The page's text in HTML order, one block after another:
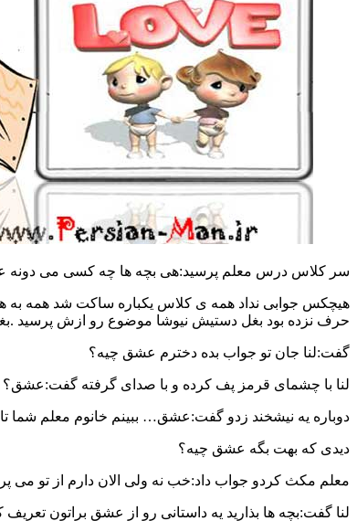
سر کلاس درس معلم پرسید:هی بچه ها چه کسی می دونه
حرف نزده بود بغل دستیش نیوشا موضوع رو ازش پرسید
گفت:لنا جان تو جواب بده دخترم عشق چیه؟
لنا با چشمای قرمز پف کرده و با صدای گرفته گفت:عشق؟
دوباره یه نیشخند زدو گفت:عشق… ببینم خانوم معلم شما
دیدی که بهت بگه عشق چیه؟
معلم مکث کردو جواب داد:خب نه ولی الان دارم از تو می
لنا گفت:بچه ها بذارید یه داستانی رو از عشق براتون